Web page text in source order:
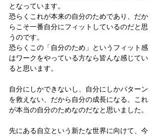
となっています。
恐らくこれが本来の自分のためであり、だか
らこそ一番自分にフィットしているのだと思
うのです。
恐らくこの「自分のため」というフィット感
はワークをやっている方なら皆んな感じてい
ると思います。
自分にしかできないし、自分にしかパターン
を救えない、だから自分の成長になる。これ
が本当の自分のためなのだなと思いました。
先にある自立という新たな世界に向けて、今